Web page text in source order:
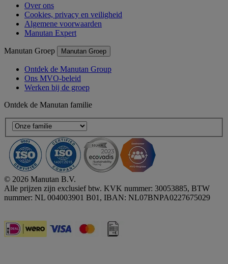
Over ons
Cookies, privacy en veiligheid
Algemene voorwaarden
Manutan Expert
Manutan Groep Manutan Groep
Ontdek de Manutan Group
Ons MVO-beleid
Werken bij de groep
Ontdek de Manutan familie
© 2026 Manutan B.V.
Alle prijzen zijn exclusief btw. KVK nummer: 30053885, BTW
nummer: NL 004003901 B01, IBAN: NL07BNPA0227675029